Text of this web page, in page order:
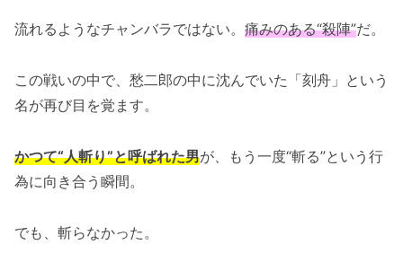
流れるようなチャンバラではない。 痛みのある“殺陣”だ。
この戦いの中で、愁二郎の中に沈んでいた「刻舟」という
名が再び目を覚ます。
かつて“人斬り”と呼ばれた男が、もう一度“斬る”という行
為に向き合う瞬間。
でも、斬らなかった。